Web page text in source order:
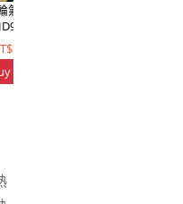
氣旋健康氣炸鍋
Now